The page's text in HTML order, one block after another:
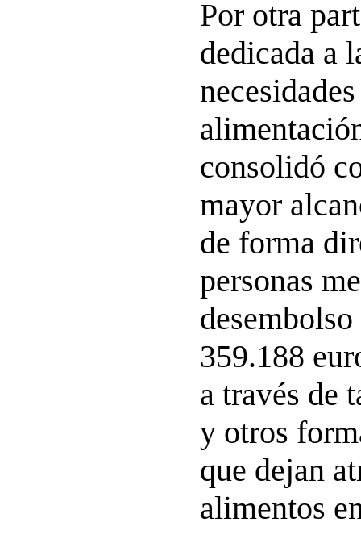
Por otra
dedicada a
consolidó
mayor
de forma
personas
359.188
a través de
y otros
que dejan
alimentos